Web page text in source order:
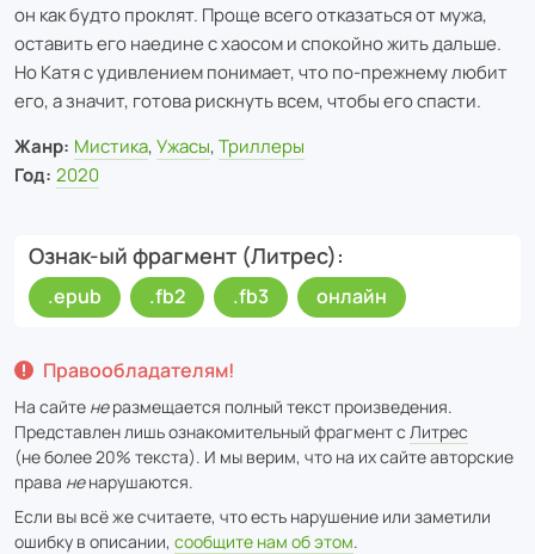
он как будто проклят. Проще всего отказаться от мужа,
оставить его наедине с хаосом и спокойно жить дальше.
Но Катя с удивлением понимает, что по-прежнему любит
его, а значит, готова рискнуть всем, чтобы его спасти.
Жанр: Мистика,Ужасы,Триллеры
Год: 2020
Ознак-ый фрагмент (Литрес)
.epub .fb2 .fb3 онлайн
Правообладателям!
На сайте неразмещается полный текст произведения.
Представлен лишь ознакомительный фрагмент с Литрес
(не более 20% текста). И мы верим, что на их сайте авторские
права ненарушаются.
Если вы всё же считаете, что есть нарушение или заметили
ошибку в описании, сообщите нам об этом.